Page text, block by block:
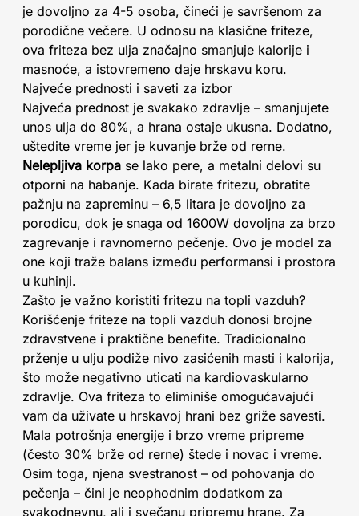
je dovoljno za 4-5 osoba, čineći je savršenom za
porodične večere. U odnosu na klasične friteze,
ova friteza bez ulja značajno smanjuje kalorije i
masnoće, a istovremeno daje hrskavu koru.
Najveće prednosti i saveti za izbor
Najveća prednost je svakako zdravlje – smanjujete
unos ulja do 80%, a hrana ostaje ukusna. Dodatno,
uštedite vreme jer je kuvanje brže od rerne.
Nelepljiva korpa se lako pere, a metalni delovi su
otporni na habanje. Kada birate fritezu, obratite
pažnju na zapreminu – 6,5 litara je dovoljno za
porodicu, dok je snaga od 1600W dovoljna za brzo
zagrevanje i ravnomerno pečenje. Ovo je model za
one koji traže balans između performansi i prostora
u kuhinji.
Zašto je važno koristiti fritezu na topli vazduh?
Korišćenje friteze na topli vazduh donosi brojne
zdravstvene i praktične benefite. Tradicionalno
prženje u ulju podiže nivo zasićenih masti i kalorija,
što može negativno uticati na kardiovaskularno
zdravlje. Ova friteza to eliminiše omogućavajući
vam da uživate u hrskavoj hrani bez griže savesti.
Mala potrošnja energije i brzo vreme pripreme
(često 30% brže od rerne) štede i novac i vreme.
Osim toga, njena svestranost – od pohovanja do
pečenja – čini je neophodnim dodatkom za
svakodnevnu, ali i svečanu pripremu hrane. Za